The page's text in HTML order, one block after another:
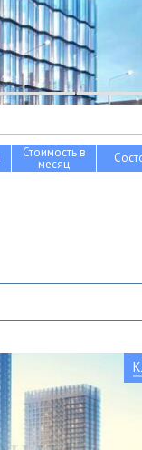
Стоимость в
месяц